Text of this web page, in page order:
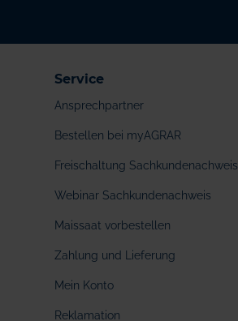
Service
Ansprechpartner
Bestellen bei myAGRAR
Freischaltung Sachkundenachweis
Webinar Sachkundenachweis
Maissaat vorbestellen
Zahlung und Lieferung
Mein Konto
Reklamation